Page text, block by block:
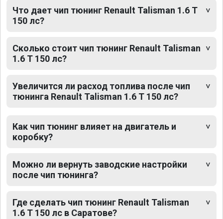
Что дает чип тюнинг Renault Talisman 1.6 T
150 лс?
Сколько стоит чип тюнинг Renault Talisman
1.6 T 150 лс?
Увеличится ли расход топлива после чип
тюнинга Renault Talisman 1.6 T 150 лс?
Как чип тюнинг влияет на двигатель и
коробку?
Можно ли вернуть заводские настройки
после чип тюнинга?
Где сделать чип тюнинг Renault Talisman
1.6 T 150 лс в Саратове?